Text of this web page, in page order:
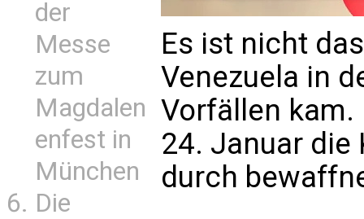
der
Messe
zum
Magdalen
enfest in
München
Die
Es ist nicht
Venezuela in
Vorfällen
24. Januar die
durch